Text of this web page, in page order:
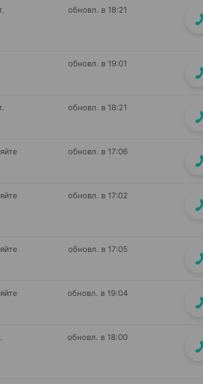
обновл. в 18:21
обновл. в 19:01
обновл. в 18:21
обновл. в 17:06
обновл. в 17:02
обновл. в 17:05
обновл. в 19:04
обновл. в 18:00